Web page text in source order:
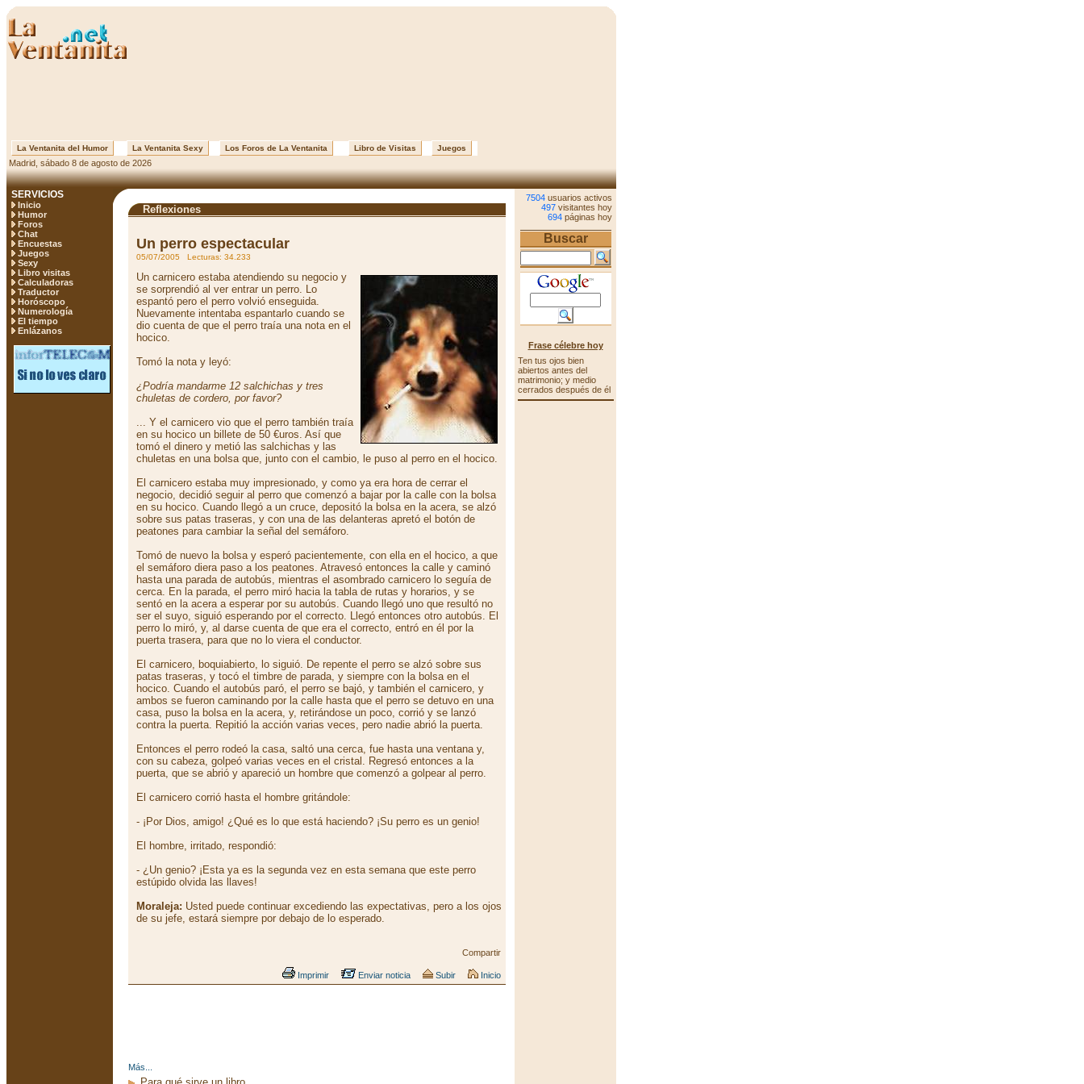
La Ventanita del Humor La Ventanita Sexy Los Foros de La Ventanita Libro de Visitas Juegos
Madrid, sábado 8 de agosto de 2026
SERVICIOS
Inicio
Humor
Foros
Chat
Encuestas
Juegos
Sexy
Libro visitas
Calculadoras
Traductor
Horóscopo
Numerología
El tiempo
Enlázanos
Reflexiones
Un perro espectacular
05/07/2005 Lecturas: 34.233
Un carnicero estaba atendiendo su negocio y
se sorprendió al ver entrar un perro. Lo
espantó pero el perro volvió enseguida.
Nuevamente intentaba espantarlo cuando se
dio cuenta de que el perro traía una nota en el
hocico.
Tomó la nota y leyó:
¿Podría mandarme 12 salchichas y tres
chuletas de cordero, por favor?
... Y el carnicero vio que el perro también traía
en su hocico un billete de 50 €uros. Así que
tomó el dinero y metió las salchichas y las
chuletas en una bolsa que, junto con el cambio, le puso al perro en el hocico.
El carnicero estaba muy impresionado, y como ya era hora de cerrar el
negocio, decidió seguir al perro que comenzó a bajar por la calle con la bolsa
en su hocico. Cuando llegó a un cruce, depositó la bolsa en la acera, se alzó
sobre sus patas traseras, y con una de las delanteras apretó el botón de
peatones para cambiar la señal del semáforo.
Tomó de nuevo la bolsa y esperó pacientemente, con ella en el hocico, a que
el semáforo diera paso a los peatones. Atravesó entonces la calle y caminó
hasta una parada de autobús, mientras el asombrado carnicero lo seguía de
cerca. En la parada, el perro miró hacia la tabla de rutas y horarios, y se
sentó en la acera a esperar por su autobús. Cuando llegó uno que resultó no
ser el suyo, siguió esperando por el correcto. Llegó entonces otro autobús. El
perro lo miró, y, al darse cuenta de que era el correcto, entró en él por la
puerta trasera, para que no lo viera el conductor.
El carnicero, boquiabierto, lo siguió. De repente el perro se alzó sobre sus
patas traseras, y tocó el timbre de parada, y siempre con la bolsa en el
hocico. Cuando el autobús paró, el perro se bajó, y también el carnicero, y
ambos se fueron caminando por la calle hasta que el perro se detuvo en una
casa, puso la bolsa en la acera, y, retirándose un poco, corrió y se lanzó
contra la puerta. Repitió la acción varias veces, pero nadie abrió la puerta.
Entonces el perro rodeó la casa, saltó una cerca, fue hasta una ventana y,
con su cabeza, golpeó varias veces en el cristal. Regresó entonces a la
puerta, que se abrió y apareció un hombre que comenzó a golpear al perro.
El carnicero corrió hasta el hombre gritándole:
- ¡Por Dios, amigo! ¿Qué es lo que está haciendo? ¡Su perro es un genio!
El hombre, irritado, respondió:
- ¿Un genio? ¡Esta ya es la segunda vez en esta semana que este perro
estúpido olvida las llaves!
Moraleja: Usted puede continuar excediendo las expectativas, pero a los ojos
de su jefe, estará siempre por debajo de lo esperado.
Compartir
Imprimir Enviar noticia Subir Inicio
Más...
7504 usuarios activos
497 visitantes hoy
694 páginas hoy
Buscar
Frase célebre hoy
Ten tus ojos bien
abiertos antes del
matrimonio; y medio
cerrados después de él